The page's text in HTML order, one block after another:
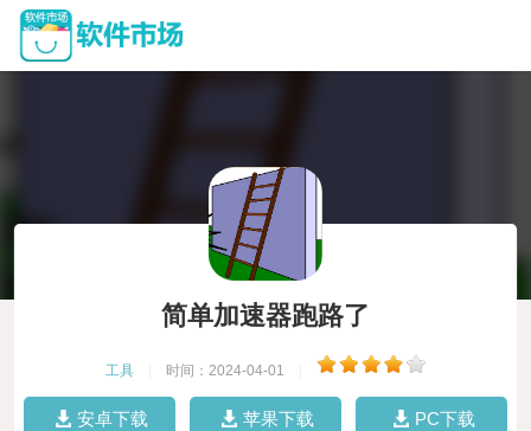
简单加速器跑路了
工具 时间：2024-04-01
安卓下载 苹果下载 PC下载